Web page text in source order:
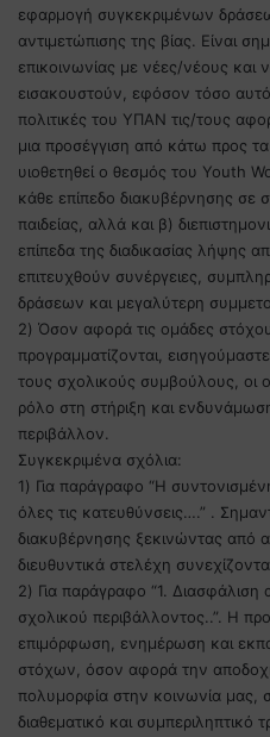
εφαρμογή συγκεκριμένων
αντιμετώπισης της βίας. Είναι
επικοινωνίας με νέες/νέους και
εισακουστούν, εφόσον τόσο
πολιτικές του ΥΠΑΝ τις/τους
μια προσέγγιση από κάτω προς
υιοθετηθεί ο θεσμός του Youth
κάθε επίπεδο διακυβέρνησης σε
παιδείας, αλλά και β)
επίπεδα της διαδικασίας λήψης
επιτευχθούν συνέργειες,
δράσεων και μεγαλύτερη
2) Όσον αφορά τις ομάδες
προγραμματίζονται,
τους σχολικούς συμβούλους, οι
ρόλο στη στήριξη και
περιβάλλον.
Συγκεκριμένα σχόλια:
1) Για παράγραφο “Η
όλες τις κατευθύνσεις….” .
διακυβέρνησης ξεκινώντας από
διευθυντικά στελέχη
2) Για παράγραφο “1. Διασφάλιση
σχολικού περιβάλλοντος..”. Η
επιμόρφωση, ενημέρωση και
στόχων, όσον αφορά την
πολυμορφία στην κοινωνία μας,
διαθεματικό και συμπεριληπτικό